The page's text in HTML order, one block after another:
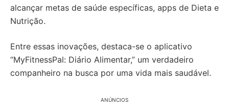
alcançar metas de saúde específicas, apps de Dieta e
Nutrição.
Entre essas inovações, destaca-se o aplicativo
“MyFitnessPal: Diário Alimentar,” um verdadeiro
companheiro na busca por uma vida mais saudável.
ANÚNCIOS